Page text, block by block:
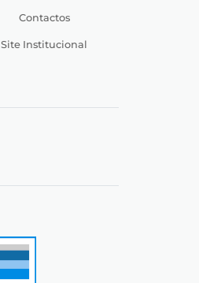
Contactos
Site Institucional